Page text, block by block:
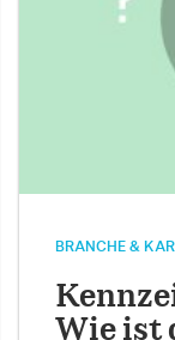
BRANCHE &
Wie ist